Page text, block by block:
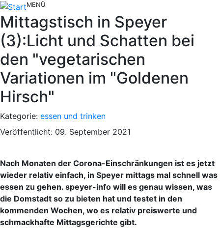
MENÜ
Mittagstisch in Speyer
(3):Licht und Schatten bei
den "vegetarischen
Variationen im "Goldenen
Hirsch"
Kategorie: essen und trinken
Veröffentlicht: 09. September 2021
Nach Monaten der Corona-Einschränkungen ist es jetzt
wieder relativ einfach, in Speyer mittags mal schnell was
essen zu gehen. speyer-info will es genau wissen, was
die Domstadt so zu bieten hat und testet in den
kommenden Wochen, wo es relativ preiswerte und
schmackhafte Mittagsgerichte gibt.